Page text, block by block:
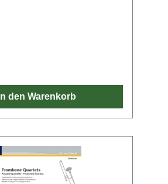
In den Warenkorb